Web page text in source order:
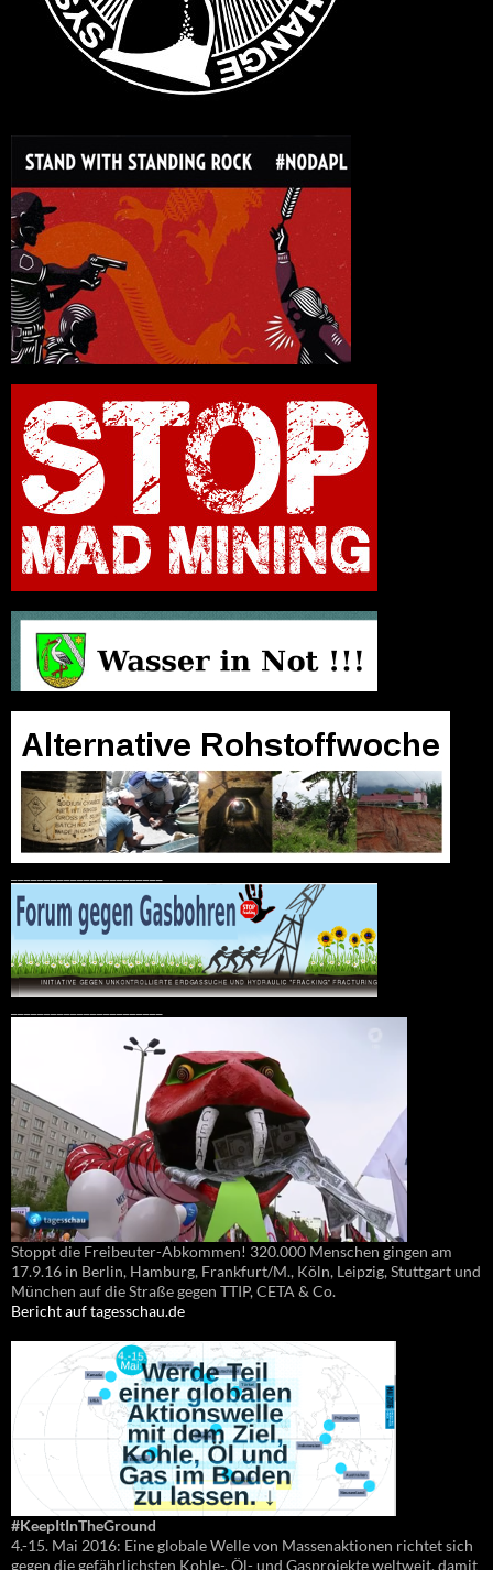
Stoppt die Freibeuter-Abkommen! 320.000 Menschen gingen am
17.9.16 in Berlin, Hamburg, Frankfurt/M., Köln, Leipzig, Stuttgart und
München auf die Straße gegen TTIP, CETA & Co.
Bericht auf tagesschau.de
#KeepItInTheGround
4.-15. Mai 2016: Eine globale Welle von Massenaktionen richtet sich
gegen die gefährlichsten Kohle-, Öl- und Gasprojekte weltweit, damit